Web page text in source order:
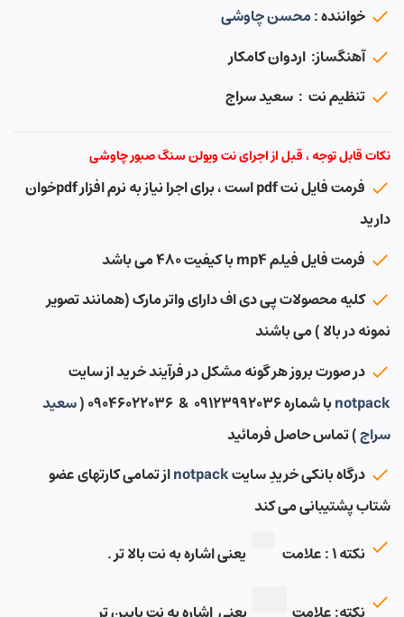
خواننده :محسن چاوشی
آهنگساز: اردوان کامکار
تنظیم نت : سعید سراج
نکات قابل توجه ، قبل از اجرای نت ویولن سنگ صبور چاوشی
فرمت فایل نت pdf است ، برای اجرا نیاز به نرم افزار pdfخوان
دارید
فرمت فایل فیلم mp4 با کیفیت ۴۸۰ می باشد
کلیه محصولات پی دی اف دارای واتر مارک (همانند تصویر
نمونه در بالا ) می باشند
در صورت بروز هر گونه مشکل در فرآیند خرید از سایت
notpackبا شماره ۰۹۱۲۳۹۹۲۰۳۶ & ۰۹۰۴۶۰۲۲۰۳۶ (
سعید
سراج) تماس حاصل فرمائید
درگاه بانکی خریدِ سایتnotpackاز تمامی کارتهای عضو
شتاب پشتیبانی می کند
نکته ۱ : علامت
یعنی اشاره به نت بالا تر .